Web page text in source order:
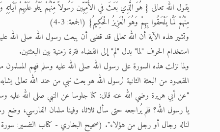
عرض مصوَّر لأقوال المستشرقين في
الحجّ.. دلالات، حِكم، وأهداف >>
يقول الله تعالى { هُوَ الَّذِي بَعَثَ في الأُمِّيِّين رَسُولاً مِّنْهُمْ يَتْلُو عَلَيْهِمْ
مِنْهُمْ لَمَّا يَلْحَقُوا بِهِمْ وَهُوَ الْعَزِيزُ الْحَكِيمُ} (الجمعة: 3-4)
وتشير هذه الآية أن الله تعالى قد قضى أن يبعث رسول الله صلى الله
استخدام الحرف "لما" بدل "لم" إلى انقضاء فترة زمنية بين البعثتين.
ولما نزلت هذه السورة على رسول الله صلى الله عليه وسلم فهِم المسلمون
المقصود من البعثة الثانية لرسول الله هو بعث نبي من عند الله تعالى
"عن أبي هريرة رضي الله عنه قال: كنا جلوسا عن النبي صلى الله عليه
يا رسول الله؟ فلم يُراجعه حتى سأل ثلاثا، وفينا سلمان الفارسي، وضع
لناله رجال أو رجل من هؤلاء". (صحيح البخاري - كتاب التفسير: سورة